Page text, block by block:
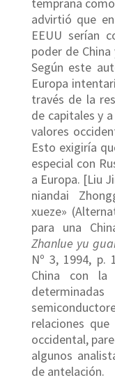
advirtió que
EEUU serían
poder de
Según este
Europa
través de la
de capitales y
valores
Esto exigiría
especial con
a Europa. [Liu
niandai
xueze»
para una
Zhanlue yu
Nº 3, 1994, p.
China con la
relaciones
occidental,
algunos
de antelación.